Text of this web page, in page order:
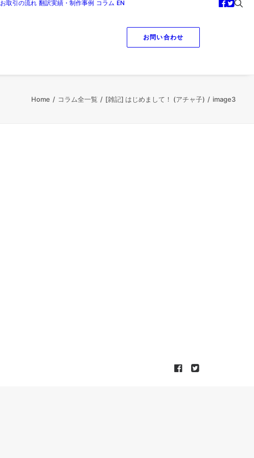
お取引の流れ 翻訳実績・制作事例 コラム EN
お問い合わせ
Home コラム全一覧 [雑記] はじめまして！ (アチャ子) image3